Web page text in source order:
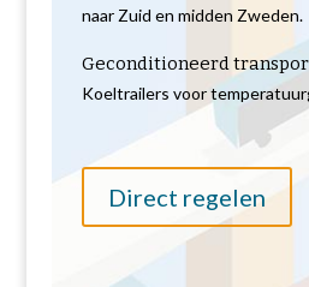
naar Zuid en midden Zweden.
Geconditioneerd
Koeltrailers voor
Direct regelen